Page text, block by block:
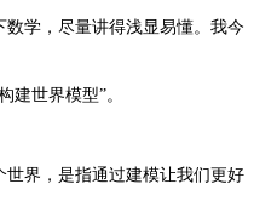
学，尽量讲得浅显易懂。我今
建世界模型”。
界，是指通过建模让我们更好